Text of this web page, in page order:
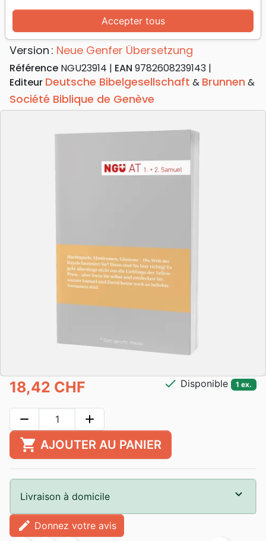
Allemand, NGÜ AT - 1-2 Samuel
Broché
Version : Neue Genfer Übersetzung
Référence NGU23914 EAN 9782608239143
Editeur Deutsche Bibelgesellschaft & Brunnen &
Société Biblique de Genève
18,42 CHF check Disponible 1 ex.
remove add
shopping_cart AJOUTER AU PANIER
Livraison à domicile
edit Donnez votre avis
Accepter tous